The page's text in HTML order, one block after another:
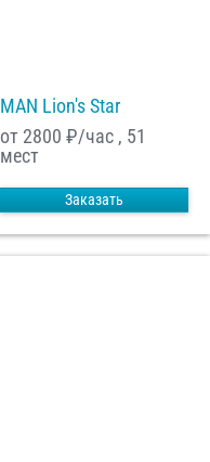
MAN Lion's Star
от 2800 ₽/час , 51
мест
Заказать